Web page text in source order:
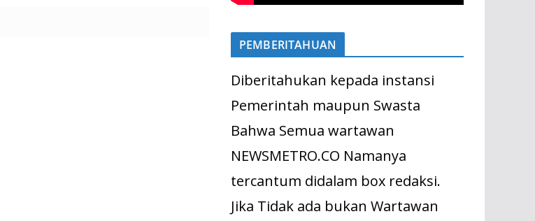
PEMBERITAHUAN
Diberitahukan kepada instansi
Pemerintah maupun Swasta
Bahwa Semua wartawan
NEWSMETRO.CO Namanya
tercantum didalam box redaksi.
Jika Tidak ada bukan Wartawan